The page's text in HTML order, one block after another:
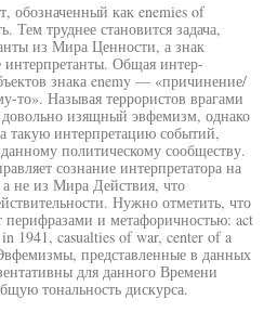
обозначенный как enemies of
Тем труднее становится задача,
из Мира Ценности, а знак
Общая интер-
знака enemy — «причинение/
то». Называя террористов врагами
изящный эвфемизм, однако
такую интерпретацию событий,
политическому сообществу.
сознание интерпретатора на
не из Мира Действия, что
Нужно отметить, что
и метафоричностью: act
1941, casualties of war, center of a
представленные в данных
для данного Времени
тональность дискурса.